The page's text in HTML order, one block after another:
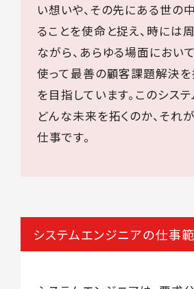
い想いや、その先にある世の
ることを使命と捉え、時には
ながら、あらゆる場面におい
使って最善の顧客課題解決を
を目指しています。このシス
どんな未来を拓くのか、それ
仕事です。
システムエンジニアの仕事